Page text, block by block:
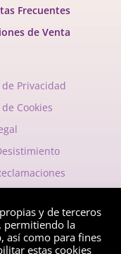
Frecuentes
de Venta
Privacidad
Cookies
y de terceros
permitiendo la
así como para fines
estas cookies